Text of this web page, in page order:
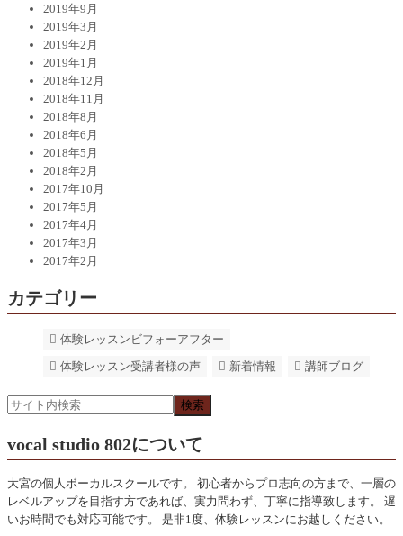
2019年9月
2019年3月
2019年2月
2019年1月
2018年12月
2018年11月
2018年8月
2018年6月
2018年5月
2018年2月
2017年10月
2017年5月
2017年4月
2017年3月
2017年2月
カテゴリー
体験レッスンビフォーアフター
体験レッスン受講者様の声
新着情報 講師ブログ
vocal studio 802について
大宮の個人ボーカルスクールです。 初心者からプロ志向の方まで、一層の
レベルアップを目指す方であれば、実力問わず、丁寧に指導致します。 遅
いお時間でも対応可能です。 是非1度、体験レッスンにお越しください。